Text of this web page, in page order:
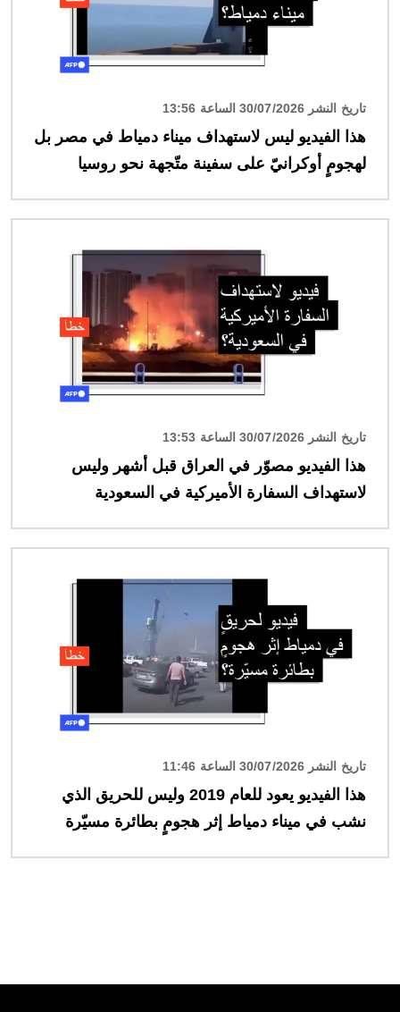
تاريخ النشر 30/07/2026 الساعة 13:56
هذا الفيديو ليس لاستهداف ميناء دمياط في مصر بل
لهجومٍ أوكرانيّ على سفينة متّجهة نحو روسيا
تاريخ النشر 30/07/2026 الساعة 13:53
هذا الفيديو مصوّر في العراق قبل أشهر وليس
لاستهداف السفارة الأميركية في السعودية
تاريخ النشر 30/07/2026 الساعة 11:46
هذا الفيديو يعود للعام 2019 وليس للحريق الذي
نشب في ميناء دمياط إثر هجومٍ بطائرة مسيّرة